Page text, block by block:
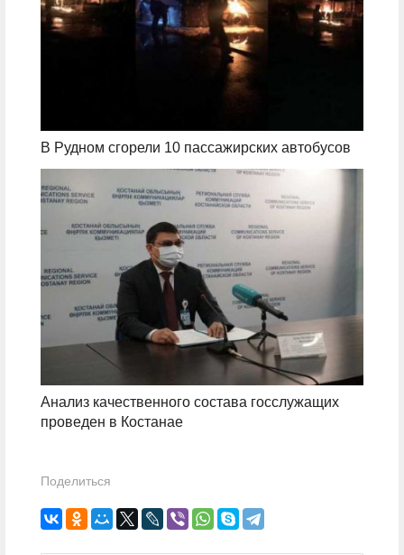
В Рудном сгорели 10 пассажирских автобусов
Анализ качественного состава госслужащих
проведен в Костанае
Поделиться